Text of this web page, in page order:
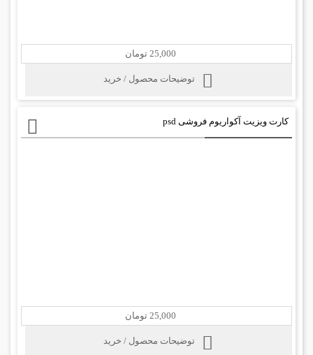
25,000 تومان
توضیحات محصول / خرید
کارت ویزیت آکواریوم فروشی psd
25,000 تومان
توضیحات محصول / خرید